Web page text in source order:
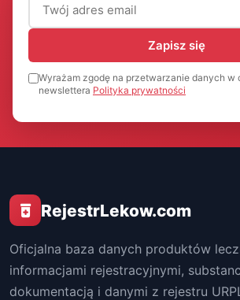
Zapisz się
Wyrażam zgodę na przetwarzanie danych w
newslettera Polityka prywatności
RejestrLekow.com
Oficjalna baza danych produktów
informacjami rejestracyjnymi,
dokumentacją i danymi z rejestru